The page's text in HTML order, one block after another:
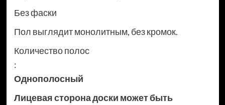
Без фаски
Пол выглядит монолитным, без кромок.
Количество полос
:
Однополосный
Лицевая сторона доски может быть